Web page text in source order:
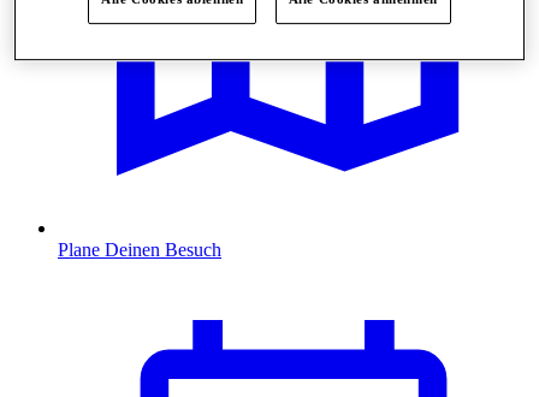
Plane Deinen Besuch